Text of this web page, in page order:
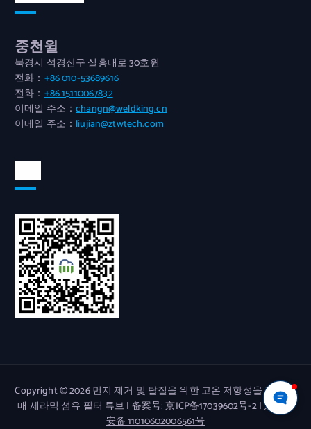
중천윌
북경시 석경산구 실흥대로 30호원
전화：+86 010-53689616
전화：+86 15110067832
이메일 주소：changn@weldking.cn
이메일 주소：liujian@ztwtech.com
Copyright © 2026 먼지 제거 및 탈질을 위한 고온 저항성을 갖춘 촉
매 세라믹 섬유 필터 튜브 |备案号: 京ICP备17039602号-2|京公网
安备 11010602006561号